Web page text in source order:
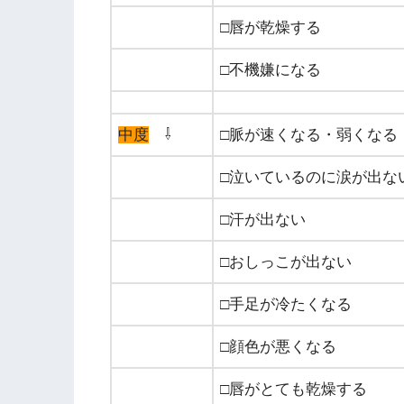
□唇が乾燥する
□不機嫌になる
中度 ⇩ □脈が速くなる・弱くなる
□泣いているのに涙が出な
□汗が出ない
□おしっこが出ない
□手足が冷たくなる
□顔色が悪くなる
□唇がとても乾燥する